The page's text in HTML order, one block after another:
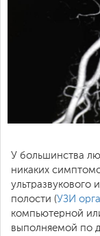
У большинства
никаких
полости (УЗИ
компьютерной
выполняемой по